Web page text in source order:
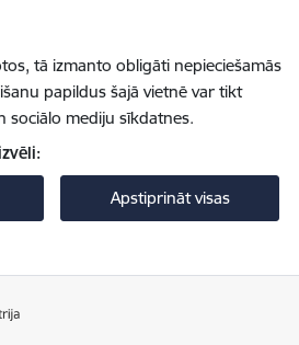
tā izmanto obligāti nepieciešamās
papildus šajā vietnē var tikt
sociālo mediju sīkdatnes.
Apstiprināt visas